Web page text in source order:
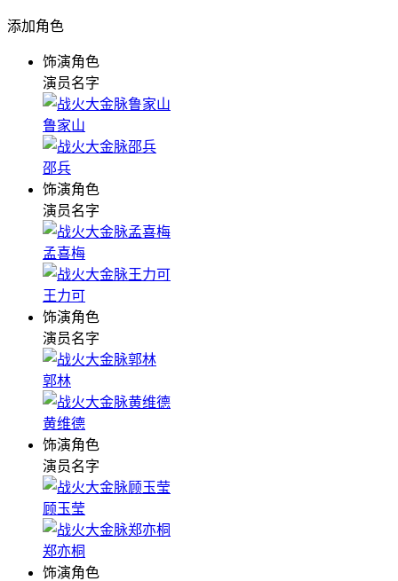
添加角色
饰演角色
演员名字
鲁家山
邵兵
饰演角色
演员名字
孟喜梅
王力可
饰演角色
演员名字
郭林
黄维德
饰演角色
演员名字
顾玉莹
郑亦桐
饰演角色